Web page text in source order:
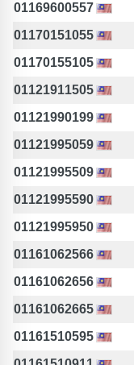
01169600557
01170151055
01170155105
01121911505
01121990199
01121995059
01121995509
01121995590
01121995950
01161062566
01161062656
01161062665
01161510595